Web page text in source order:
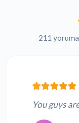
211
You guys